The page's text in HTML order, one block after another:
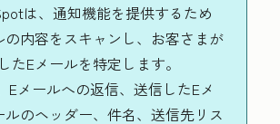
は、通知機能を提供するため
の内容をスキャンし、お客さまが
たEメールを特定します。
Eメールへの返信、送信したEメ
ルのヘッダー、件名、送信先リス